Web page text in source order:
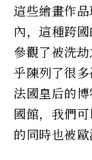
這些繪畫作
內，這種跨
參觀了被洗
乎陳列了很
法國皇后的
國館，我們
的同時也被